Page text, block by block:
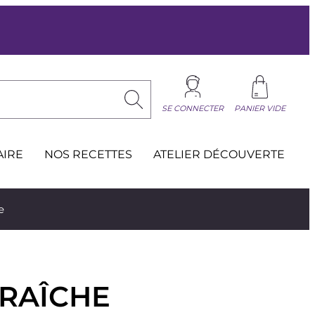
SE CONNECTER PANIER VIDE
NOS RECETTES ATELIER DÉCOUVERTE